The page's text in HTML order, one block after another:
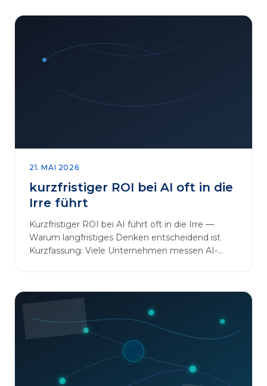
verschaffen. In diesem Artikel betrachten wir die
Projekte oft irreführend ist. Außerdem zeigen wir,
21. MAI 2026
kurzfristiger ROI bei AI oft in die
Irre führt
Kurzfristiger ROI bei AI führt oft in die Irre —
Warum langfristiges Denken entscheidend ist
Kurzfassung: Viele Unternehmen messen AI-